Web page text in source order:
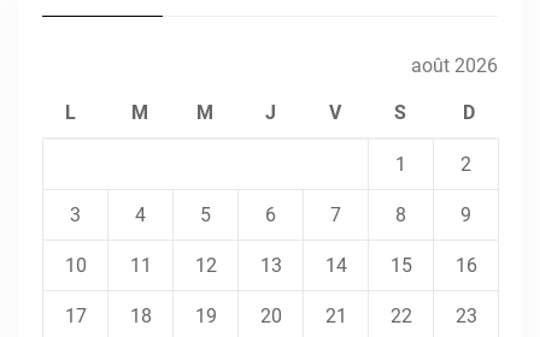
août 2026
L M M J V S D
1 2
3 4 5 6 7 8 9
10 11 12 13 14 15 16
17 18 19 20 21 22 23